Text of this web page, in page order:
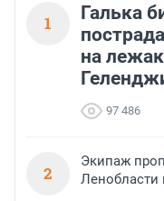
1
Галька
на
97 486
2
Экипаж